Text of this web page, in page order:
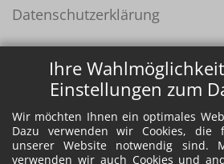
Ihre
Einstellungen zum
Wir möchten Ihnen ein optimales
Dazu verwenden wir Cookies, die
unserer Website notwendig sind.
verwenden wir auch Cookies und
Datenschutzerklärung